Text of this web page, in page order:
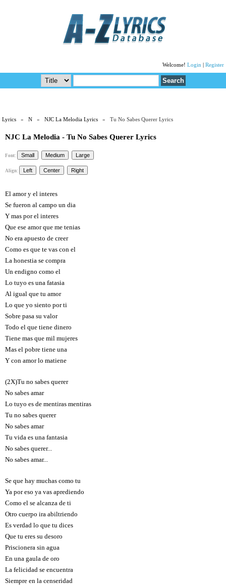
Welcome! Login Register
Lyrics »N »NJC La Melodia Lyrics » Tu No Sabes Querer Lyrics
NJC La Melodia - Tu No Sabes Querer Lyrics
Font:
Align:
El amor y el interes
Se fueron al campo un dia
Y mas por el interes
Que ese amor que me tenias
No era apuesto de creer
Como es que te vas con el
La honestia se compra
Un endigno como el
Lo tuyo es una fatasia
Al igual que tu amor
Lo que yo siento por ti
Sobre pasa su valor
Todo el que tiene dinero
Tiene mas que mil mujeres
Mas el pobre tiene una
Y con amor lo matiene
(2X)Tu no sabes querer
No sabes amar
Lo tuyo es de mentiras mentiras
Tu no sabes querer
No sabes amar
Tu vida es una fantasia
No sabes querer...
No sabes amar...
Se que hay muchas como tu
Ya por eso ya vas aprediendo
Como el se alcanza de ti
Otro cuerpo ira abiltriendo
Es verdad lo que tu dices
Que tu eres su desoro
Priscionera sin agua
En una gaula de oro
La felicidad se encuentra
Siempre en la censeridad